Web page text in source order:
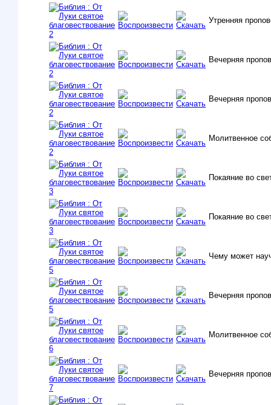
Утренняя
Вечерняя
Вечерняя
Молитвенное
Покаяние во
Покаяние во
Чему может
Вечерняя
Молитвенное
Вечерняя